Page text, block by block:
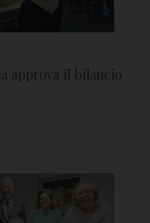
approva il bilancio